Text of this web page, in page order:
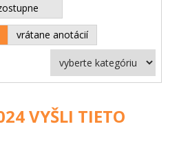
vrátane anotácií
VYŠLI TIETO